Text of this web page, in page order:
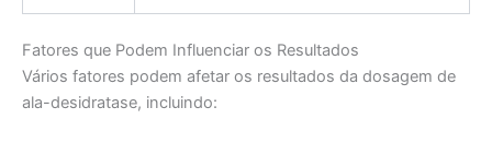
Fatores que Podem Influenciar os Resultados
Vários fatores podem afetar os resultados da dosagem de
ala-desidratase, incluindo: